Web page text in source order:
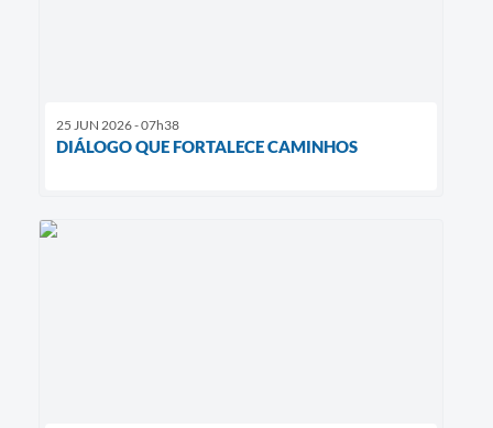
25 JUN 2026 - 07h38
DIÁLOGO QUE FORTALECE CAMINHOS